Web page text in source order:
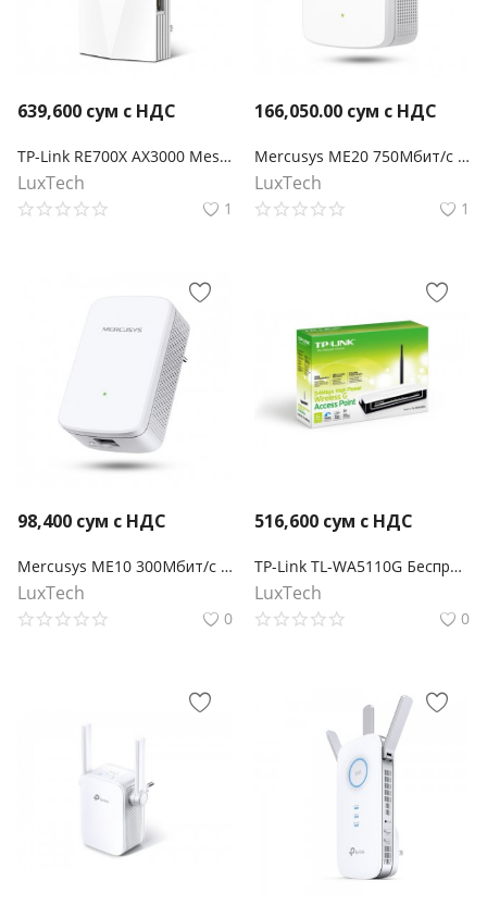
639,600 сум с НДС
TP-Link RE700X AX3000 Mesh Усилитель беспроводного сигнала Wi-Fi 6
LuxTech
1
166,050.00 сум с НДС
Mercusys ME20 750Мбит/с Усилитель беспроводного сигнала Wi-Fi
LuxTech
1
98,400 сум с НДС
Mercusys ME10 300Мбит/с Усилитель беспроводного сигнала Wi-Fi
LuxTech
0
516,600 сум с НДС
TP-Link TL-WA5110G Беспроводная точка доступа высокой мощности 54Мбит/с
LuxTech
0